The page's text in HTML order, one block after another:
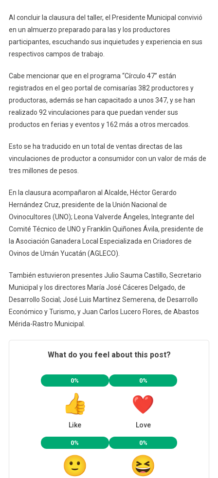
Al concluir la clausura del taller, el Presidente Municipal convivió
en un almuerzo preparado para las y los productores
participantes, escuchando sus inquietudes y experiencia en sus
respectivos campos de trabajo.
Cabe mencionar que en el programa “Círculo 47” están
registrados en el geo portal de comisarías 382 productores y
productoras, además se han capacitado a unos 347, y se han
realizado 92 vinculaciones para que puedan vender sus
productos en ferias y eventos y 162 más a otros mercados.
Esto se ha traducido en un total de ventas directas de las
vinculaciones de productor a consumidor con un valor de más de
tres millones de pesos.
En la clausura acompañaron al Alcalde, Héctor Gerardo
Hernández Cruz, presidente de la Unión Nacional de
Ovinocultores (UNO); Leona Valverde Ángeles, Integrante del
Comité Técnico de UNO y Franklin Quiñones Ávila, presidente de
la Asociación Ganadera Local Especializada en Criadores de
Ovinos de Umán Yucatán (AGLECO).
También estuvieron presentes Julio Sauma Castillo, Secretario
Municipal y los directores María José Cáceres Delgado, de
Desarrollo Social; José Luis Martínez Semerena, de Desarrollo
Económico y Turismo, y Juan Carlos Lucero Flores, de Abastos
Mérida-Rastro Municipal.
What do you feel about this post?
0%
Like
0%
Love
0% 0%